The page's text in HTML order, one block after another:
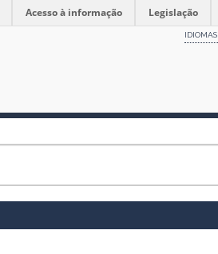
Acesso à informação Legislação
IDIOMAS